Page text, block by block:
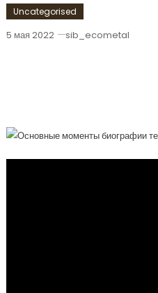
Uncategorised
5 мая 2022 sib_ecometal